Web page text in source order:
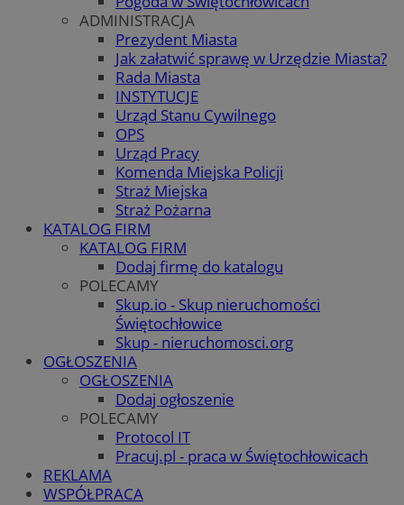
ADMINISTRACJA
Prezydent Miasta
Jak załatwić sprawę w Urzędzie Miasta?
Rada Miasta
INSTYTUCJE
Urząd Stanu Cywilnego
OPS
Urząd Pracy
Komenda Miejska Policji
Straż Miejska
Straż Pożarna
KATALOG FIRM
KATALOG FIRM
Dodaj firmę do katalogu
POLECAMY
Skup.io - Skup nieruchomości
Świętochłowice
Skup - nieruchomosci.org
OGŁOSZENIA
OGŁOSZENIA
Dodaj ogłoszenie
POLECAMY
Protocol IT
Pracuj.pl - praca w Świętochłowicach
REKLAMA
WSPÓŁPRACA